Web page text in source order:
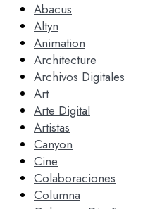
Abacus
Altyn
Animation
Architecture
Archivos Digitales
Art
Arte Digital
Artistas
Canyon
Cine
Colaboraciones
Columna